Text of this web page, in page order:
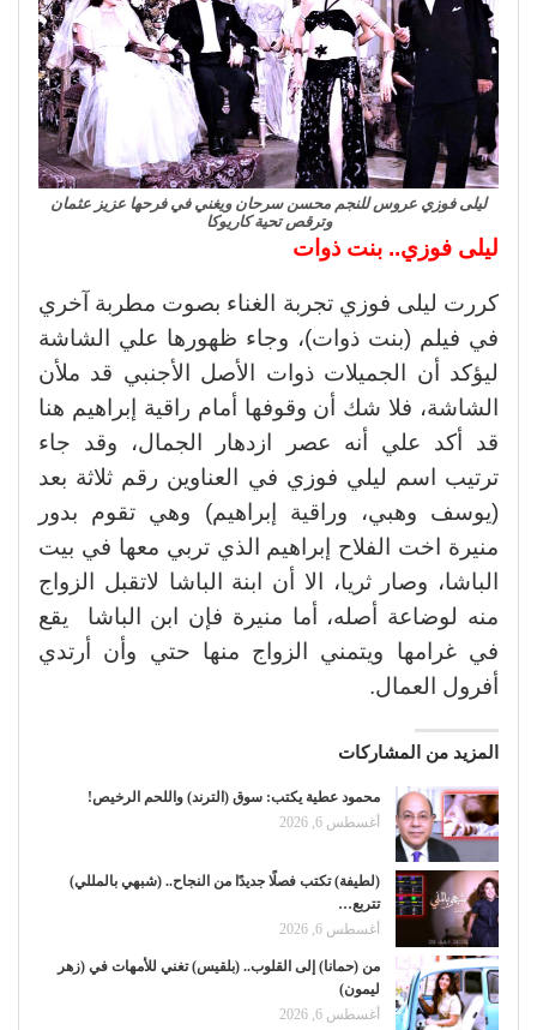
ليلى فوزي عروس للنجم محسن سرحان ويغني في فرحها عزيز عثمان
وترقص تحية كاريوكا
ليلى فوزي.. بنت ذوات
كررت ليلى فوزي تجربة الغناء بصوت مطربة آخري
في فيلم (بنت ذوات)، وجاء ظهورها علي الشاشة
ليؤكد أن الجميلات ذوات الأصل الأجنبي قد ملأن
الشاشة، فلا شك أن وقوفها أمام راقية إبراهيم هنا
قد أكد علي أنه عصر ازدهار الجمال، وقد جاء
ترتيب اسم ليلي فوزي في العناوين رقم ثلاثة بعد
(يوسف وهبي، وراقية إبراهيم) وهي تقوم بدور
منيرة اخت الفلاح إبراهيم الذي تربي معها في بيت
الباشا، وصار ثريا، الا أن ابنة الباشا لاتقبل الزواج
منه لوضاعة أصله، أما منيرة فإن ابن الباشا يقع
في غرامها ويتمني الزواج منها حتي وأن أرتدي
أفرول العمال.
المزيد من المشاركات
محمود عطية يكتب: سوق (الترند) واللحم الرخيص!
أغسطس 6, 2026
(لطيفة) تكتب فصلًا جديدًا من النجاح.. (شبهي بالمللي)
تتربع…
أغسطس 6, 2026
من (حمانا) إلى القلوب.. (بلقيس) تغني للأمهات في (زهر
ليمون)
أغسطس 6, 2026